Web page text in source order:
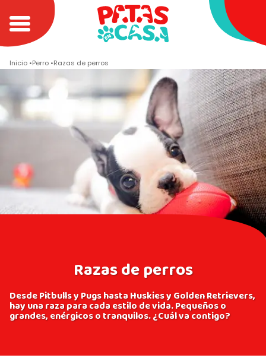
Inicio Perro Razas de perros
Razas de perros
Desde Pitbulls y Pugs hasta Huskies y Golden Retrievers,
hay una raza para cada estilo de vida. Pequeños o
grandes, enérgicos o tranquilos. ¿Cuál va contigo?